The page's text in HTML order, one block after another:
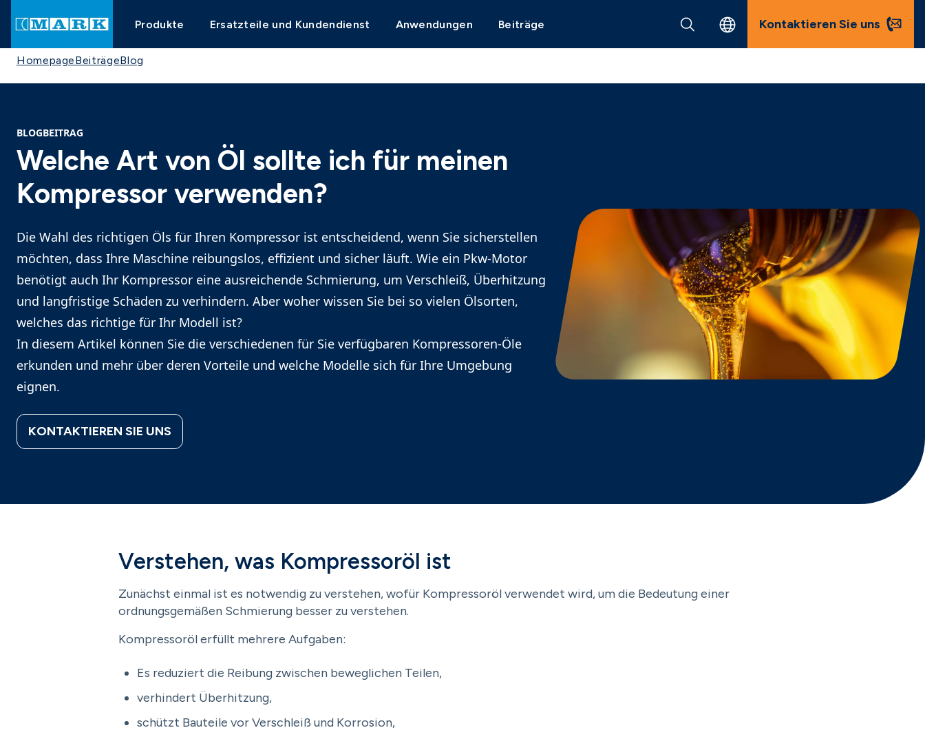
Produkte Ersatzteile und Kundendienst Anwendungen Beiträge Kontaktieren Sie uns
HomepageBeiträgeBlog
BLOGBEITRAG
Welche Art von Öl sollte ich für meinen
Kompressor verwenden?
Die Wahl des richtigen Öls für Ihren Kompressor ist entscheidend, wenn Sie sicherstellen
möchten, dass Ihre Maschine reibungslos, effizient und sicher läuft. Wie ein Pkw-Motor
benötigt auch Ihr Kompressor eine ausreichende Schmierung, um Verschleiß, Überhitzung
und langfristige Schäden zu verhindern. Aber woher wissen Sie bei so vielen Ölsorten,
welches das richtige für Ihr Modell ist?
In diesem Artikel können Sie die verschiedenen für Sie verfügbaren Kompressoren-Öle
erkunden und mehr über deren Vorteile und welche Modelle sich für Ihre Umgebung
eignen.
KONTAKTIEREN SIE UNS
Verstehen, was Kompressoröl ist
Zunächst einmal ist es notwendig zu verstehen, wofür Kompressoröl verwendet wird, um die Bedeutung einer
ordnungsgemäßen Schmierung besser zu verstehen.
Kompressoröl erfüllt mehrere Aufgaben:
Es reduziert die Reibung zwischen beweglichen Teilen,
verhindert Überhitzung,
schützt Bauteile vor Verschleiß und Korrosion,